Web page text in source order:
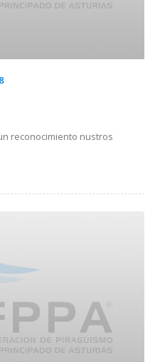
reconocimiento nustros